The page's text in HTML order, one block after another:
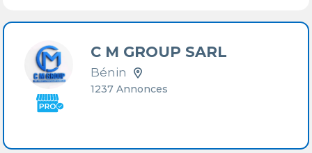
C M GROUP SARL
Bénin
1237 Annonces